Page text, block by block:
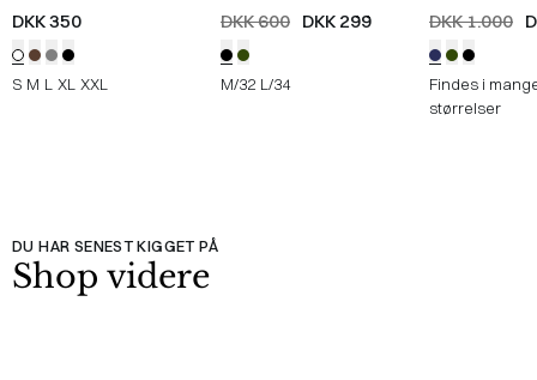
shirt /WHITE
DKK 350
S M L XL XXL
Bukser / BLACK
DKK 600 DKK 299
M/32 L/34
Straight /NAVY
DKK 1.000
Findes i
størrelser
DU HAR SENEST KIGGET PÅ
Shop videre